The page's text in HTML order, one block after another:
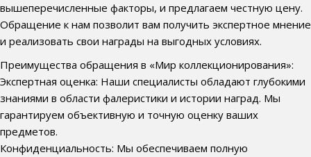
вышеперечисленные факторы, и предлагаем честную цену.
Обращение к нам позволит вам получить экспертное мнение
и реализовать свои награды на выгодных условиях.
Преимущества обращения в «Мир коллекционирования»:
Экспертная оценка: Наши специалисты обладают глубокими
знаниями в области фалеристики и истории наград. Мы
гарантируем объективную и точную оценку ваших
предметов.
Конфиденциальность: Мы обеспечиваем полную